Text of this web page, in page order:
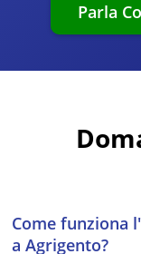
Parla
Come funziona
a Agrigento?